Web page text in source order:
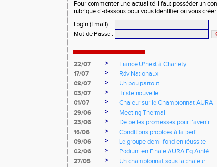
Pour commenter une actualité il faut posséder un
rubrique ci-dessous pour vous identifier ou vous
Login (Email)
:
Mot de Passe :
22/07 >
France U*next à Charlety
17/07
>
Rdv Nationaux
08/07
>
Un peu partout
03/07
>
Triste nouvelle
01/07
>
Chaleur sur le Championnat AURA
29/06
>
Meeting Thermal
23/06
>
De belles promesses pour l'avenir
16/06
>
Conditions propices à la perf
09/06
>
Le groupe demi-fond en réussite
02/06
>
Podium en Finale AURA Eq Athlé
27/05
>
Un championnat sous la chaleur